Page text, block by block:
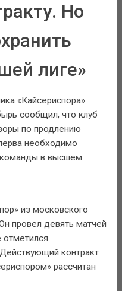
Но
лиге»
«Кайсериспора»
сообщил, что клуб
по продлению
необходимо
команды в высшем
из московского
провел девять матчей
отметился
контракт
рассчитан